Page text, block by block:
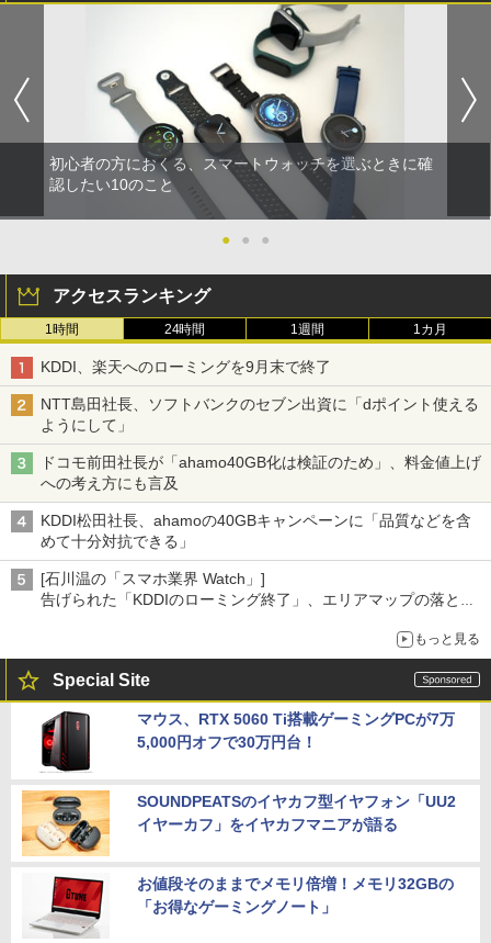
初心者の方におくる、スマートウォッチを選ぶときに確
認したい10のこと
● ● ●
アクセスランキング
1時間 24時間 1週間 1カ月
KDDI、楽天へのローミングを9月末で終了
NTT島田社長、ソフトバンクのセブン出資に「dポイント使える
ようにして」
ドコモ前田社長が「ahamo40GB化は検証のため」、料金値上げ
への考え方にも言及
KDDI松田社長、ahamoの40GBキャンペーンに「品質などを含
めて十分対抗できる」
[石川温の「スマホ業界 Watch」]
告げられた「KDDIのローミング終了」、エリアマップの落とし
もっと見る
Special Site
マウス、RTX 5060 Ti搭載ゲーミングPCが7万
5,000円オフで30万円台！
SOUNDPEATSのイヤカフ型イヤフォン「UU2
イヤーカフ」をイヤカフマニアが語る
お値段そのままでメモリ倍増！メモリ32GBの
「お得なゲーミングノート」